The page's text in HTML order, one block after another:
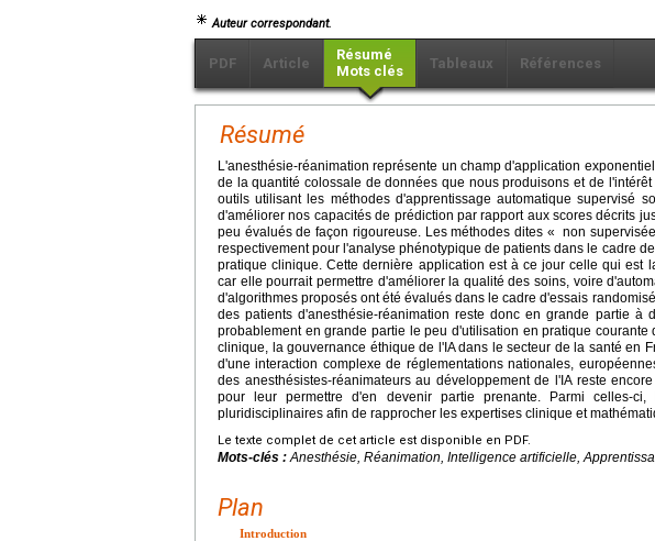
Auteur correspondant.
PDF Article
Résumé
Mots clés
Tableaux Références
Résumé
L'anesthésie-réanimation représente un champ d'application
de la quantité colossale de données que nous produisons et de
outils utilisant les méthodes d'apprentissage automatique supervisé
d'améliorer nos capacités de prédiction par rapport aux scores décrits
peu évalués de façon rigoureuse. Les méthodes dites « non
respectivement pour l'analyse phénotypique de patients dans le cadre
pratique clinique. Cette dernière application est à ce jour celle qui est
car elle pourrait permettre d'améliorer la qualité des soins, voire
d'algorithmes proposés ont été évalués dans le cadre d'essais
des patients d'anesthésie-réanimation reste donc en grande partie à
probablement en grande partie le peu d'utilisation en pratique
clinique, la gouvernance éthique de l'IA dans le secteur de la santé en
d'une interaction complexe de réglementations nationales,
des anesthésistes-réanimateurs au développement de l'IA reste
pour leur permettre d'en devenir partie prenante. Parmi celles-
pluridisciplinaires afin de rapprocher les expertises clinique et
Le texte complet de cet article est disponible en PDF.
Mots-clés :Anesthésie, Réanimation, Intelligence artificielle,
Plan
Introduction